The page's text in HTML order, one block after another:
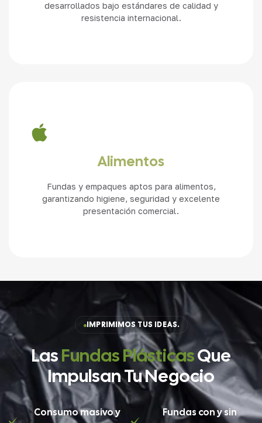
desarrollados bajo estándares de calidad y
resistencia internacional.
Alimentos
Fundas y empaques aptos para alimentos,
garantizando higiene, seguridad y excelente
presentación comercial.
Ver más
LasFundas PlásticasQue
Impulsan Tu Negocio
IMPRIMIMOS TUS IDEAS.
Consumo masivo y
Fundas con y sin